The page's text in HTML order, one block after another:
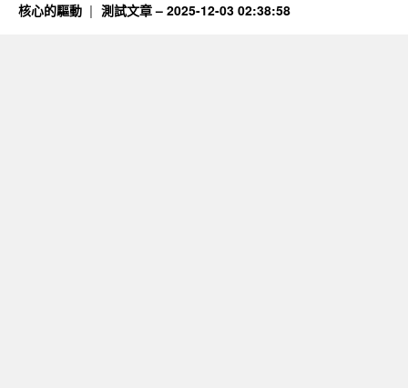
核心的驅動 測試文章 – 2025-12-03 02:38:58